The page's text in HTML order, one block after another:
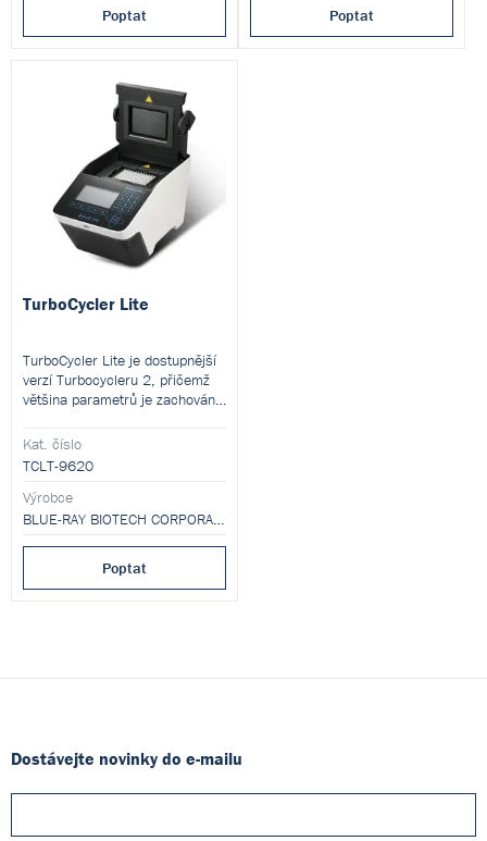
Poptat Poptat
TurboCycler Lite
TurboCycler Lite je dostupnější
verzí Turbocycleru 2, přičemž
většina parametrů je zachována
Kat. číslo
TCLT-9620
Výrobce
BLUE-RAY BIOTECH CORPORATION
Poptat
Dostávejte novinky do e-mailu